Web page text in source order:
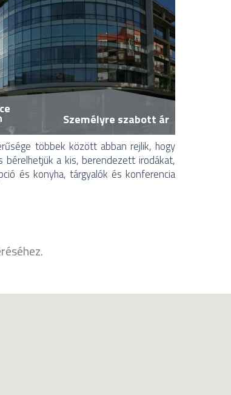
Személyre szabott ár
többek között abban rejlik, hogy
a kis, berendezett irodákat,
és konyha, tárgyalók és konferencia